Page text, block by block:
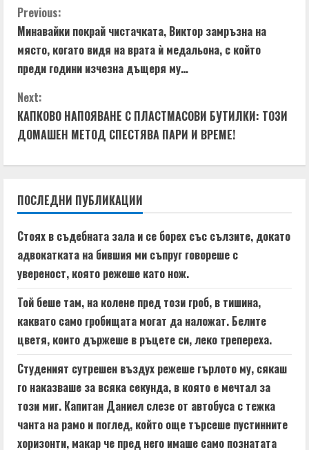
C
o
n
t
i
n
u
e
R
e
a
d
i
n
g
Previous:
Минавайки покрай чистачката, Виктор замръзна на
място, когато видя на врата ѝ медальона, с който
преди години изчезна дъщеря му…
Next:
КАПКОВО НАПОЯВАНЕ С ПЛАСТМАСОВИ БУТИЛКИ: ТОЗИ
ДОМАШЕН МЕТОД СПЕСТЯВА ПАРИ И ВРЕМЕ!
ПОСЛЕДНИ ПУБЛИКАЦИИ
Стоях в съдебната зала и се борех със сълзите, докато
адвокатката на бившия ми съпруг говореше с
увереност, която режеше като нож.
Той беше там, на колене пред този гроб, в тишина,
каквато само гробищата могат да наложат. Белите
цветя, които държеше в ръцете си, леко трепереха.
Студеният сутрешен въздух режеше гърлото му, сякаш
го наказваше за всяка секунда, в която е мечтал за
този миг. Капитан Даниел слезе от автобуса с тежка
чанта на рамо и поглед, който още търсеше пустинните
хоризонти, макар че пред него имаше само познатата